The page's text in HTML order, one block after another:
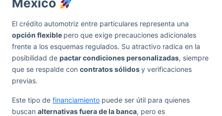
México
El crédito automotriz entre particulares representa una
opción flexible pero que exige precauciones adicionales
frente a los esquemas regulados. Su atractivo radica en la
posibilidad de pactar condiciones personalizadas, siempre
que se respalde con contratos sólidosy verificaciones
previas.
Este tipo de financiamiento puede ser útil para quienes
buscan alternativas fuera de la banca, pero es